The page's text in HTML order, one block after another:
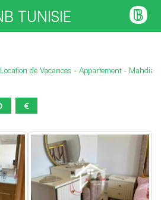
TUNISIE
Location de Vacances - Appartement - Mahdia
€